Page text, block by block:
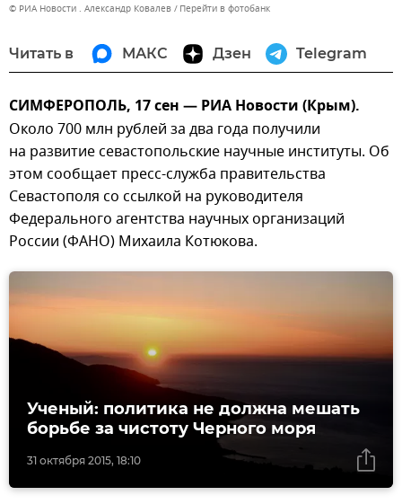
© РИА Новости . Александр Ковалев Перейти в фотобанк
Читать в МАКС Дзен Telegram
СИМФЕРОПОЛЬ, 17 сен — РИА Новости (Крым).
Около 700 млн рублей за два года получили
на развитие севастопольские научные институты. Об
этом сообщает пресс-служба правительства
Севастополя со ссылкой на руководителя
Федерального агентства научных организаций
России (ФАНО) Михаила Котюкова.
31 октября 2015, 18:10
Ученый: политика не должна мешать
борьбе за чистоту Черного моря